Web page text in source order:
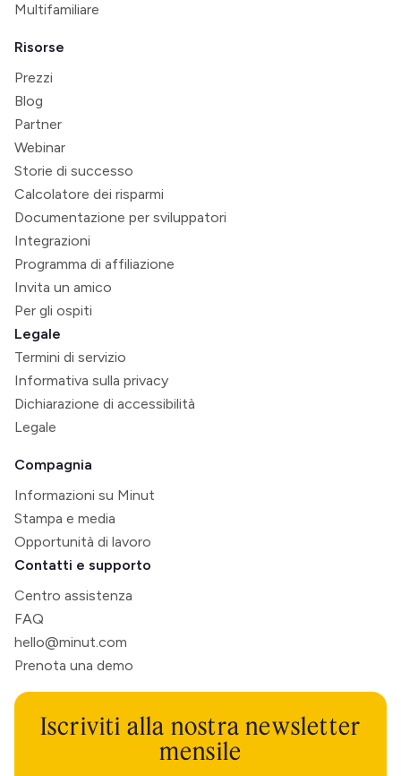
Multifamiliare
Risorse
Prezzi
Blog
Partner
Webinar
Storie di successo
Calcolatore dei risparmi
Documentazione per sviluppatori
Integrazioni
Programma di affiliazione
Invita un amico
Per gli ospiti
Legale
Termini di servizio
Informativa sulla privacy
Dichiarazione di accessibilità
Legale
Compagnia
Informazioni su Minut
Stampa e media
Opportunità di lavoro
Contatti e supporto
Centro assistenza
FAQ
hello@minut.com
Prenota una demo
Iscriviti alla nostra newsletter
mensile